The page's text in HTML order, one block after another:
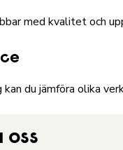
med kvalitet och
kan du jämföra olika
oss